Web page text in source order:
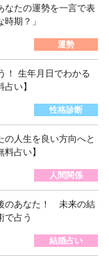
なたの運勢を一言で表
期？」
運勢
！ 生年月日でわかる
い】
性格診断
人生を良い方向へと
占い】
人間関係
のあなた！ 未来の結
で占う
結婚占い